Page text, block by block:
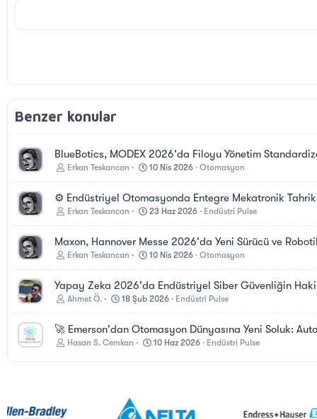
Benzer konular
BlueBotics, MODEX 2026'da Filoyu Yönetim
Erkan Teskancan 10 Nis 2026 Otomasyon
⚙️ Endüstriyel Otomasyonda Entegre Mekatronik
Erkan Teskancan 23 Haz 2026 Endüstri Pulse
Maxon, Hannover Messe 2026'da Yeni Sürücü ve
Erkan Teskancan 10 Nis 2026 Otomasyon
Yapay Zeka 2026'da Endüstriyel Siber Güvenliğin
Ahmet Ö. 18 Şub 2026 Endüstri Pulse
🚀 Emerson'dan Otomasyon Dünyasına Yeni Soluk:
Hasan S. Cemkan 10 Haz 2026 Endüstri Pulse